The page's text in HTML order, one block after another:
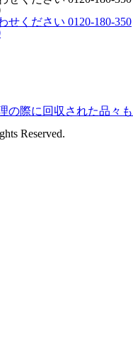
Reserved.